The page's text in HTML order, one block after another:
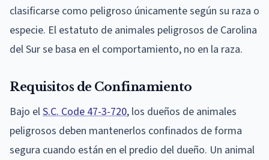
clasificarse como peligroso únicamente según su raza o
especie. El estatuto de animales peligrosos de Carolina
del Sur se basa en el comportamiento, no en la raza.
Requisitos de Confinamiento
Bajo elS.C. Code 47-3-720, los dueños de animales
peligrosos deben mantenerlos confinados de forma
segura cuando están en el predio del dueño. Un animal